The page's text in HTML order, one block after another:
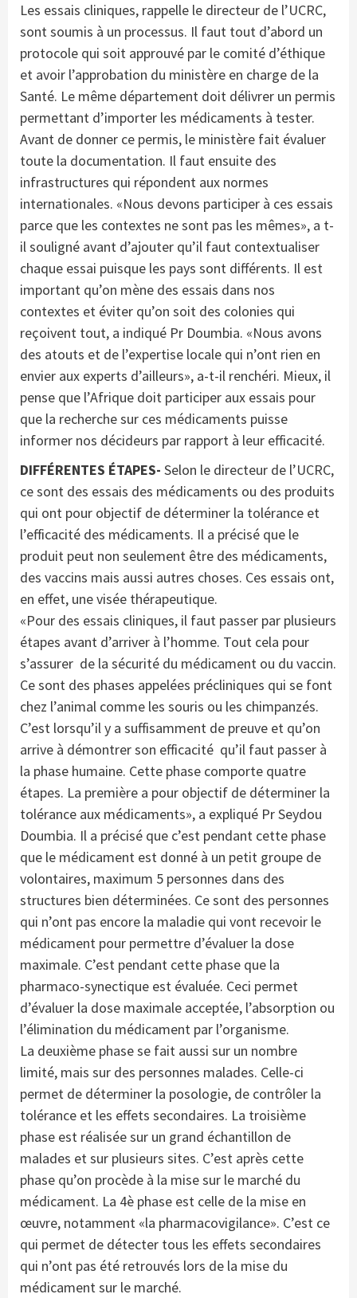
Les essais cliniques, rappelle le directeur de l’UCRC,
sont soumis à un processus. Il faut tout d’abord un
protocole qui soit approuvé par le comité d’éthique
et avoir l’approbation du ministère en charge de la
Santé. Le même département doit délivrer un permis
permettant d’importer les médicaments à tester.
Avant de donner ce permis, le ministère fait évaluer
toute la documentation. Il faut ensuite des
infrastructures qui répondent aux normes
internationales. «Nous devons participer à ces essais
parce que les contextes ne sont pas les mêmes», a t-
il souligné avant d’ajouter qu’il faut contextualiser
chaque essai puisque les pays sont différents. Il est
important qu’on mène des essais dans nos
contextes et éviter qu’on soit des colonies qui
reçoivent tout, a indiqué Pr Doumbia. «Nous avons
des atouts et de l’expertise locale qui n’ont rien en
envier aux experts d’ailleurs», a-t-il renchéri. Mieux, il
pense que l’Afrique doit participer aux essais pour
que la recherche sur ces médicaments puisse
informer nos décideurs par rapport à leur efficacité.
DIFFÉRENTES ÉTAPES- Selon le directeur de l’UCRC,
ce sont des essais des médicaments ou des produits
qui ont pour objectif de déterminer la tolérance et
l’efficacité des médicaments. Il a précisé que le
produit peut non seulement être des médicaments,
des vaccins mais aussi autres choses. Ces essais ont,
en effet, une visée thérapeutique.
«Pour des essais cliniques, il faut passer par plusieurs
étapes avant d’arriver à l’homme. Tout cela pour
s’assurer de la sécurité du médicament ou du vaccin.
Ce sont des phases appelées précliniques qui se font
chez l’animal comme les souris ou les chimpanzés.
C’est lorsqu’il y a suffisamment de preuve et qu’on
arrive à démontrer son efficacité qu’il faut passer à
la phase humaine. Cette phase comporte quatre
étapes. La première a pour objectif de déterminer la
tolérance aux médicaments», a expliqué Pr Seydou
Doumbia. Il a précisé que c’est pendant cette phase
que le médicament est donné à un petit groupe de
volontaires, maximum 5 personnes dans des
structures bien déterminées. Ce sont des personnes
qui n’ont pas encore la maladie qui vont recevoir le
médicament pour permettre d’évaluer la dose
maximale. C’est pendant cette phase que la
pharmaco-synectique est évaluée. Ceci permet
d’évaluer la dose maximale acceptée, l’absorption ou
l’élimination du médicament par l’organisme.
La deuxième phase se fait aussi sur un nombre
limité, mais sur des personnes malades. Celle-ci
permet de déterminer la posologie, de contrôler la
tolérance et les effets secondaires. La troisième
phase est réalisée sur un grand échantillon de
malades et sur plusieurs sites. C’est après cette
phase qu’on procède à la mise sur le marché du
médicament. La 4è phase est celle de la mise en
œuvre, notamment «la pharmacovigilance». C’est ce
qui permet de détecter tous les effets secondaires
qui n’ont pas été retrouvés lors de la mise du
médicament sur le marché.